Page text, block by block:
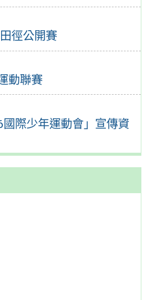
徑公開賽
動聯賽
際少年運動會」宣傳資